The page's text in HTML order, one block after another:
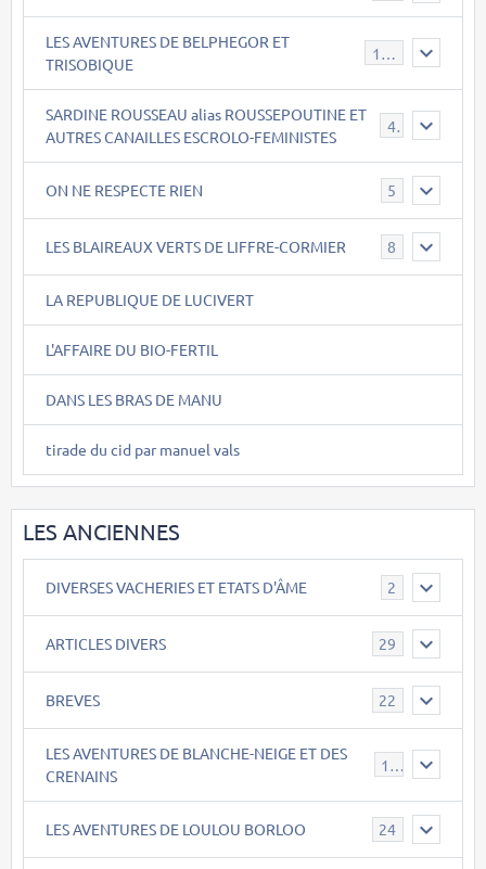
LES AVENTURES DE BELPHEGOR ET
TRISOBIQUE
147
SARDINE ROUSSEAU alias ROUSSEPOUTINE ET
AUTRES CANAILLES ESCROLO-FEMINISTES
40
ON NE RESPECTE RIEN 5
LES BLAIREAUX VERTS DE LIFFRE-CORMIER 8
LA REPUBLIQUE DE LUCIVERT
L'AFFAIRE DU BIO-FERTIL
DANS LES BRAS DE MANU
tirade du cid par manuel vals
LES ANCIENNES
DIVERSES VACHERIES ET ETATS D'ÂME 2
ARTICLES DIVERS 29
BREVES 22
LES AVENTURES DE BLANCHE-NEIGE ET DES
CRENAINS
17
LES AVENTURES DE LOULOU BORLOO 24